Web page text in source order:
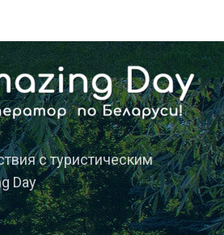
с туристическим
Day